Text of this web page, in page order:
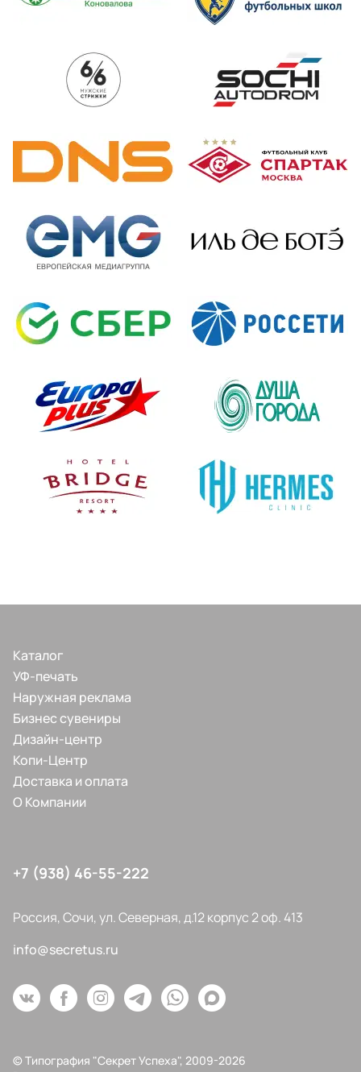
Каталог
УФ-печать
Наружная реклама
Бизнес сувениры
Дизайн-центр
Копи-Центр
Доставка и оплата
О Компании
+7 (938) 46-55-222
Россия, Сочи, ул. Северная, д.12 корпус 2 оф. 413
info@secretus.ru
© Типография "Секрет Успеха", 2009-2026